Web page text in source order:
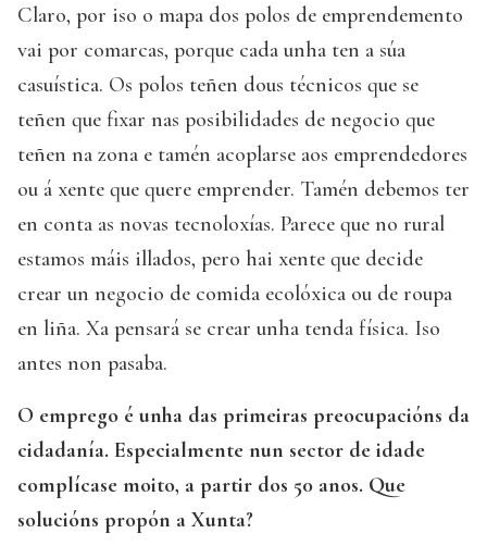
Claro, por iso o mapa dos polos de emprendemento
vai por comarcas, porque cada unha ten a súa
casuística. Os polos teñen dous técnicos que se
teñen que fixar nas posibilidades de negocio que
teñen na zona e tamén acoplarse aos emprendedores
ou á xente que quere emprender. Tamén debemos ter
en conta as novas tecnoloxías. Parece que no rural
estamos máis illados, pero hai xente que decide
crear un negocio de comida ecolóxica ou de roupa
en liña. Xa pensará se crear unha tenda física. Iso
antes non pasaba.
O emprego é unha das primeiras preocupacións da
cidadanía. Especialmente nun sector de idade
complícase moito, a partir dos 50 anos. Que
solucións propón a Xunta?